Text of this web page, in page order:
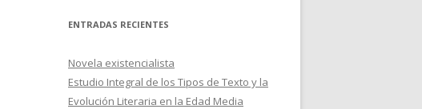
ENTRADAS RECIENTES
Novela existencialista
Estudio Integral de los Tipos de Texto y la
Evolución Literaria en la Edad Media